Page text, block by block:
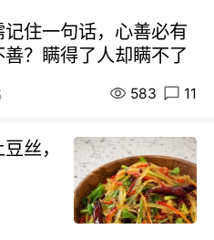
住一句话，心善必有
？瞒得了人却瞒不了
583 11
丝，